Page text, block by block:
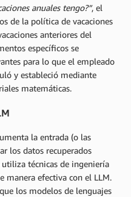
anuales tengo?”, el
de la política de vacaciones
anteriores del
específicos se
para lo que el empleado
y estableció mediante
matemáticas.
la entrada (o las
los datos recuperados
técnicas de ingeniería
manera efectiva con el LLM.
los modelos de lenguajes